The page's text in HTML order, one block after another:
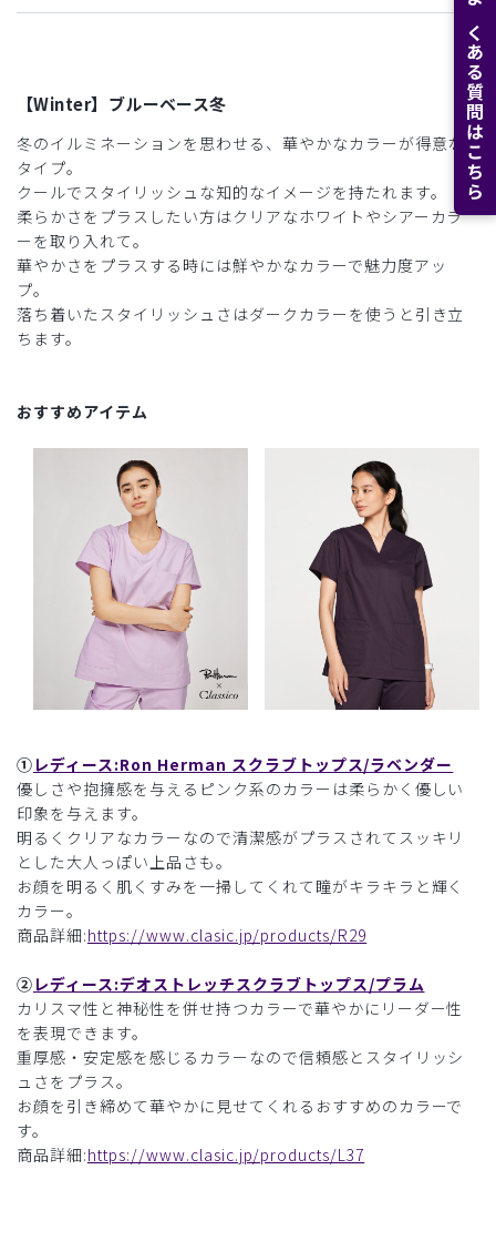
よくある質問はこちら
【Winter】ブルーベース冬
冬のイルミネーションを思わせる、華やかなカラーが得意な
タイプ。
クールでスタイリッシュな知的なイメージを持たれます。
柔らかさをプラスしたい方はクリアなホワイトやシアーカラ
ーを取り入れて。
華やかさをプラスする時には鮮やかなカラーで魅力度アッ
プ。
落ち着いたスタイリッシュさはダークカラーを使うと引き立
ちます。
おすすめアイテム
① レディース:Ron Herman スクラブトップス/ラベンダー
優しさや抱擁感を与えるピンク系のカラーは柔らかく優しい
印象を与えます。
明るくクリアなカラーなので清潔感がプラスされてスッキリ
とした大人っぽい上品さも。
お顔を明るく肌くすみを一掃してくれて瞳がキラキラと輝く
カラー。
商品詳細:https://www.clasic.jp/products/R29
② レディース:デオストレッチスクラブトップス/プラム
カリスマ性と神秘性を併せ持つカラーで華やかにリーダー性
を表現できます。
重厚感・安定感を感じるカラーなので信頼感とスタイリッシ
ュさをプラス。
お顔を引き締めて華やかに見せてくれるおすすめのカラーで
す。
商品詳細:https://www.clasic.jp/products/L37